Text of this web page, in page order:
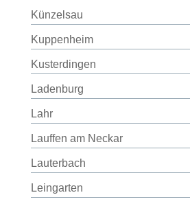
Künzelsau
Kuppenheim
Kusterdingen
Ladenburg
Lahr
Lauffen am Neckar
Lauterbach
Leingarten